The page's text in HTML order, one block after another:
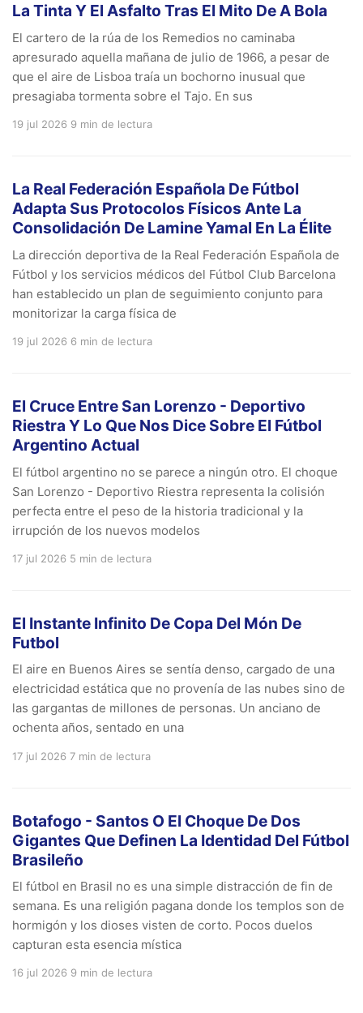
La Tinta Y El Asfalto Tras El Mito De A Bola
El cartero de la rúa de los Remedios no caminaba
apresurado aquella mañana de julio de 1966, a pesar de
que el aire de Lisboa traía un bochorno inusual que
presagiaba tormenta sobre el Tajo. En sus
19 jul 2026 9 min de lectura
La Real Federación Española De Fútbol
Adapta Sus Protocolos Físicos Ante La
Consolidación De Lamine Yamal En La Élite
La dirección deportiva de la Real Federación Española de
Fútbol y los servicios médicos del Fútbol Club Barcelona
han establecido un plan de seguimiento conjunto para
monitorizar la carga física de
19 jul 2026 6 min de lectura
El Cruce Entre San Lorenzo - Deportivo
Riestra Y Lo Que Nos Dice Sobre El Fútbol
Argentino Actual
El fútbol argentino no se parece a ningún otro. El choque
San Lorenzo - Deportivo Riestra representa la colisión
perfecta entre el peso de la historia tradicional y la
irrupción de los nuevos modelos
17 jul 2026 5 min de lectura
El Instante Infinito De Copa Del Món De
Futbol
El aire en Buenos Aires se sentía denso, cargado de una
electricidad estática que no provenía de las nubes sino de
las gargantas de millones de personas. Un anciano de
ochenta años, sentado en una
17 jul 2026 7 min de lectura
Botafogo - Santos O El Choque De Dos
Gigantes Que Definen La Identidad Del Fútbol
Brasileño
El fútbol en Brasil no es una simple distracción de fin de
semana. Es una religión pagana donde los templos son de
hormigón y los dioses visten de corto. Pocos duelos
capturan esta esencia mística
16 jul 2026 9 min de lectura